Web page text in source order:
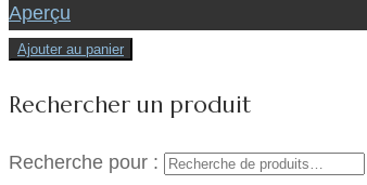
Aperçu
Ajouter au panier
Rechercher un produit
Recherche pour :